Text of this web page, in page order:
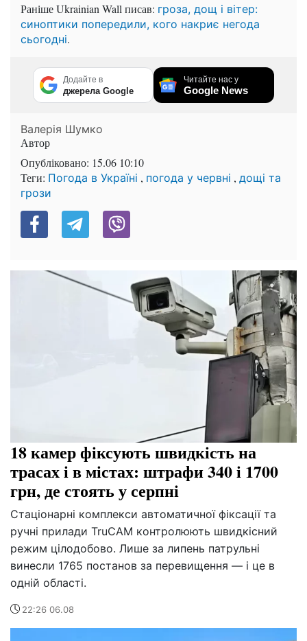
Раніше Ukrainian Wall писав: гроза, дощ і вітер:
синоптики попередили, кого накриє негода
сьогодні.
Додайте в
джерела Google
Читайте нас у
Google News
Валерія Шумко
Автор
Опубліковано: 15.06 10:10
Теги: Погода в Україні , погода у червні , дощі та
грози
18 камер фіксують швидкість на
трасах і в містах: штрафи 340 і 1700
грн, де стоять у серпні
Стаціонарні комплекси автоматичної фіксації та
ручні прилади TruCAM контролюють швидкісний
режим цілодобово. Лише за липень патрульні
винесли 1765 постанов за перевищення — і це в
одній області.
22:26 06.08